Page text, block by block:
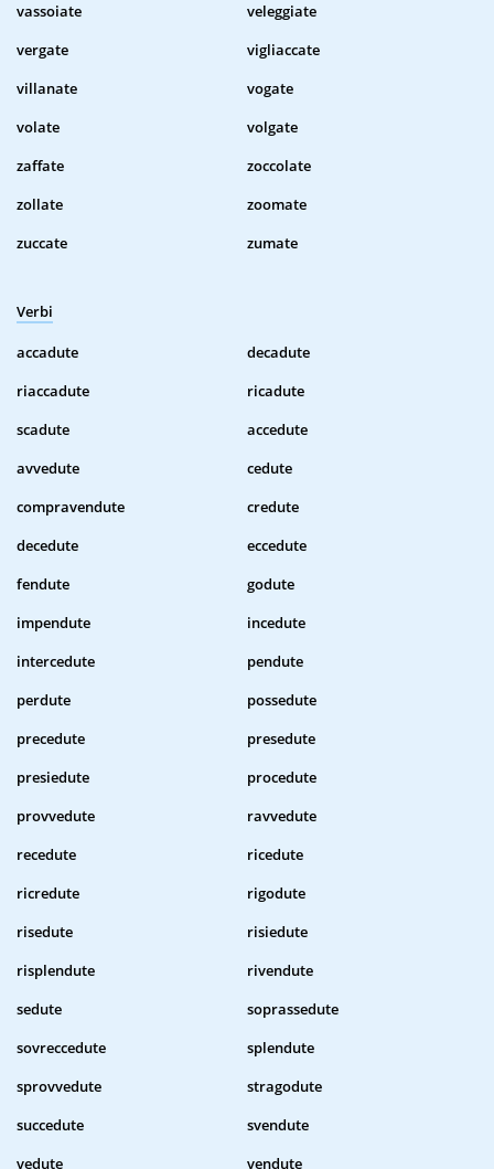
vassoiate
veleggiate
vergate
vigliaccate
villanate
vogate
volate
volgate
zaffate
zoccolate
zollate
zoomate
zuccate
zumate
Verbi
accadute
decadute
riaccadute
ricadute
scadute
accedute
avvedute
cedute
compravendute
credute
decedute
eccedute
fendute
godute
impendute
incedute
intercedute
pendute
perdute
possedute
precedute
presedute
presiedute
procedute
provvedute
ravvedute
recedute
ricedute
ricredute
rigodute
risedute
risiedute
risplendute
rivendute
sedute
soprassedute
sovreccedute
splendute
sprovvedute
stragodute
succedute
svendute
vedute
vendute